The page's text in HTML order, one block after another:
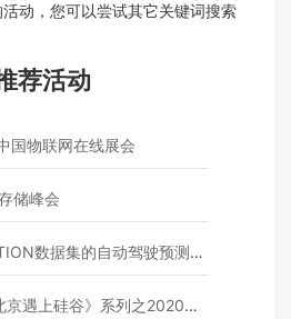
动，您可以尝试其它关键词搜索
荐活动
国物联网在线展会
储峰会
据集的自动驾驶预测模型挑战赛
硅谷》系列之2020年度开源峰会